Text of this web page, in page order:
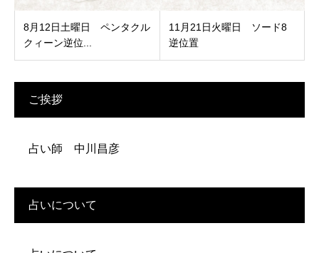
8月12日土曜日 ペンタクル
クィーン逆位...
11月21日火曜日 ソード8
逆位置
ご挨拶
占い師 中川昌彦
占いについて